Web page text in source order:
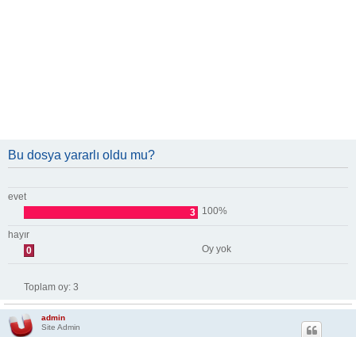
Bu dosya yararlı oldu mu?
evet
3
100%
hayır
0
Oy yok
Toplam oy: 3
admin
Site Admin